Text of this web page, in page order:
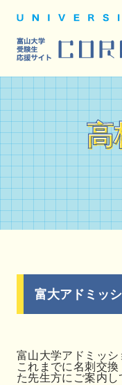
高
高
富大アドミッ
富山大学アドミッシ
これまでに名刺交
た先生方にご案内